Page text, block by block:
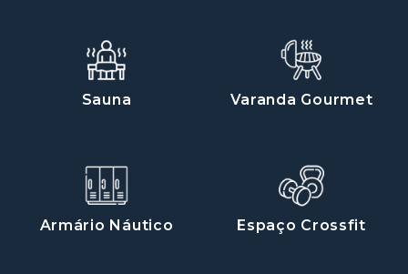
Sauna Varanda Gourmet
Armário Náutico Espaço Crossfit